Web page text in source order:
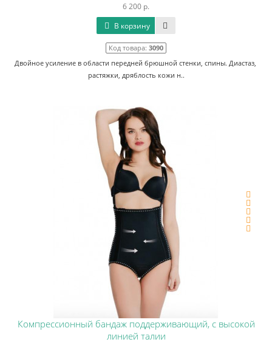
6 200 р.
В корзину
Код товара: 3090
Двойное усиление в области передней брюшной стенки, спины. Диастаз,
растяжки, дряблость кожи н..
Компрессионный бандаж поддерживающий, с высокой
линией талии